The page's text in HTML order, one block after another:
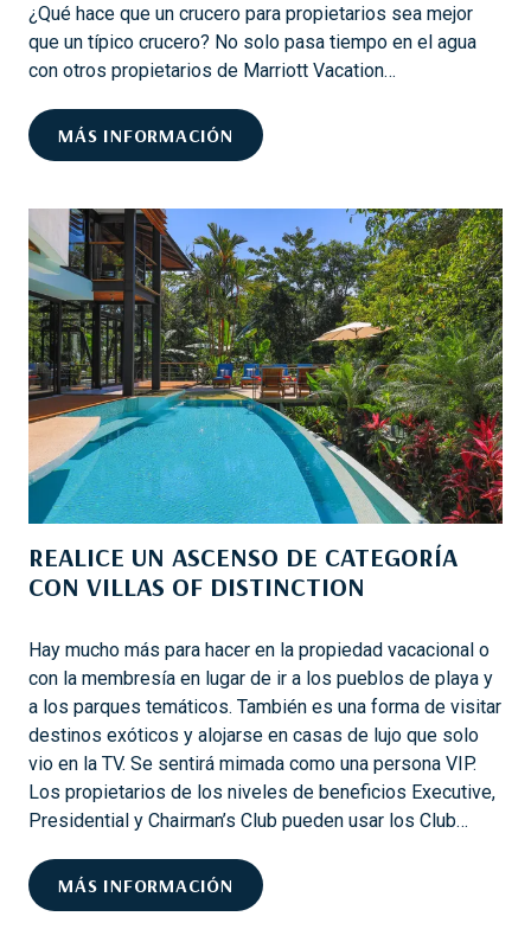
N
T
O
I
N
A
B
O
R
D
O
¿Qué hace que un crucero para propietarios sea mejor
que un típico crucero? No solo pasa tiempo en el agua
con otros propietarios de Marriott Vacation…
MÁS INFORMACIÓN
B
N
G
A
B
E
N
E
I
C
I
O
S
D
I
C
I
O
N
A
REALICE UN ASCENSO DE CATEGORÍA
CON VILLAS OF DISTINCTION
Hay mucho más para hacer en la propiedad vacacional o
con la membresía en lugar de ir a los pueblos de playa y
a los parques temáticos. También es una forma de visitar
destinos exóticos y alojarse en casas de lujo que solo
vio en la TV. Se sentirá mimada como una persona VIP.
Los propietarios de los niveles de beneficios Executive,
Presidential y Chairman’s Club pueden usar los Club…
MÁS INFORMACIÓN
E